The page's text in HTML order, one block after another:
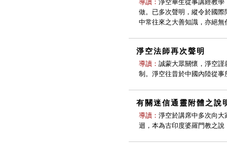
導讀： 淨空畢生從事講經教
做。已多次聲明，縱令於國
中常往來之大善知識，亦絕
淨空法師再次聲明
導讀： 誠蒙大眾關懷，淨空
制。淨空往昔於中國內陸從
有關迷信通靈附體之說
導讀： 淨空於講席中多次向
迴，本為古印度婆羅門教之